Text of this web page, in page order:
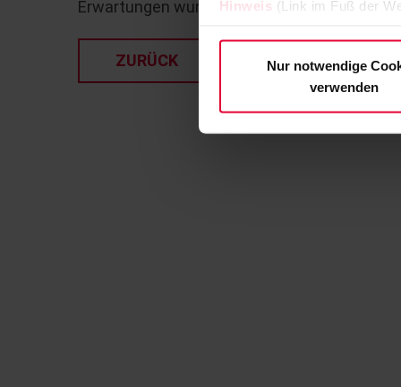
Hinweis (Link im Fuß der
Nur notwendige
verwenden
Erwartungen wurden in jeder Hinsicht
ZURÜCK